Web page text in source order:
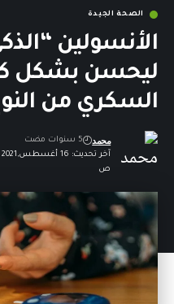
الصحة الجيدة
الأنسولين
ليحسن بشكل
السكري من
ص
محمد 5 سنوات مضت